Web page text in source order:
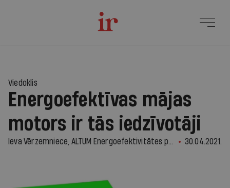
Viedoklis
Energoefektīvas mājas
motors ir tās iedzīvotāji
Ieva Vērzemniece, ALTUM Energoefektivitātes programmu departamenta vadītāja 30.04.2021.